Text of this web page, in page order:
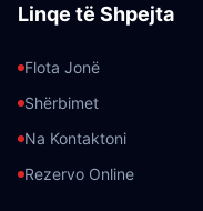
Linqe të Shpejta
Flota Jonë
Shërbimet
Na Kontaktoni
Rezervo Online